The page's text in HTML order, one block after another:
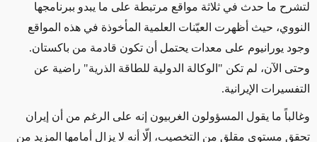
لتشرح ما حدث في ثلاثة مواقع مرتبطة على ما يبدو ببرنامجها
النووي، حيث أظهرت العيّنات العلمية المأخوذة في هذه المواقع
وجود يورانيوم على معدات يحتمل أن تكون قادمة من باكستان.
وحتى الآن، لم تكن "الوكالة الدولية للطاقة الذرية" راضية عن
التفسيرات الإيرانية.
وغالباً ما يقول المسؤولون الغربيون إنه على الرغم من أن إيران
تحقق مستوى مقلق من التخصيب، إلّا أنه لا يزال أمامها المزيد من